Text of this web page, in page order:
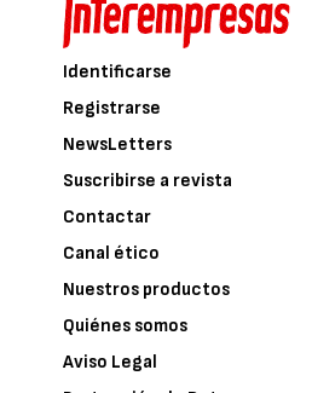
Identificarse
Registrarse
NewsLetters
Suscribirse a revista
Contactar
Canal ético
Nuestros productos
Quiénes somos
Aviso Legal